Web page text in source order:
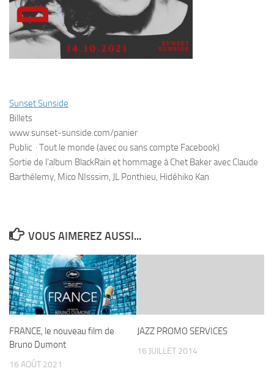
Sunset Sunside
Billets
www.sunset-sunside.com/panier
Public · Tout le monde (avec ou sans compte Facebook)
Sortie de l’album BlackRain et hommage à Chet Baker avec Claude
Barthélemy, Mico NIsssim, JL Ponthieu, Hidéhiko Kan
VOUS AIMEREZ AUSSI...
FRANCE, le nouveau film de
Bruno Dumont
16 AOÛT 2021
JAZZ PROMO SERVICES
16 JUILLET 2014